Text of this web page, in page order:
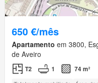
650 €/mês
Apartamento em 3800,
de Aveiro
T2 1 74 m²